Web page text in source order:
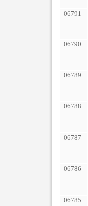
06791
06790
06789
06788
06787
06786
06785